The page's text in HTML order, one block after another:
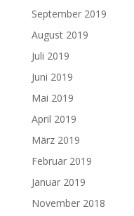
September 2019
August 2019
Juli 2019
Juni 2019
Mai 2019
April 2019
März 2019
Februar 2019
Januar 2019
November 2018